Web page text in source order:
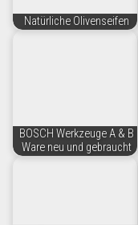
Natürliche Olivenseifen
BOSCH Werkzeuge A & B
Ware neu und gebraucht